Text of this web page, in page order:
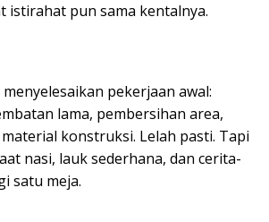
istirahat pun sama kentalnya.
pekerjaan awal:
lama, pembersihan area,
konstruksi. Lelah pasti. Tapi
nasi, lauk sederhana, dan cerita-
satu meja.